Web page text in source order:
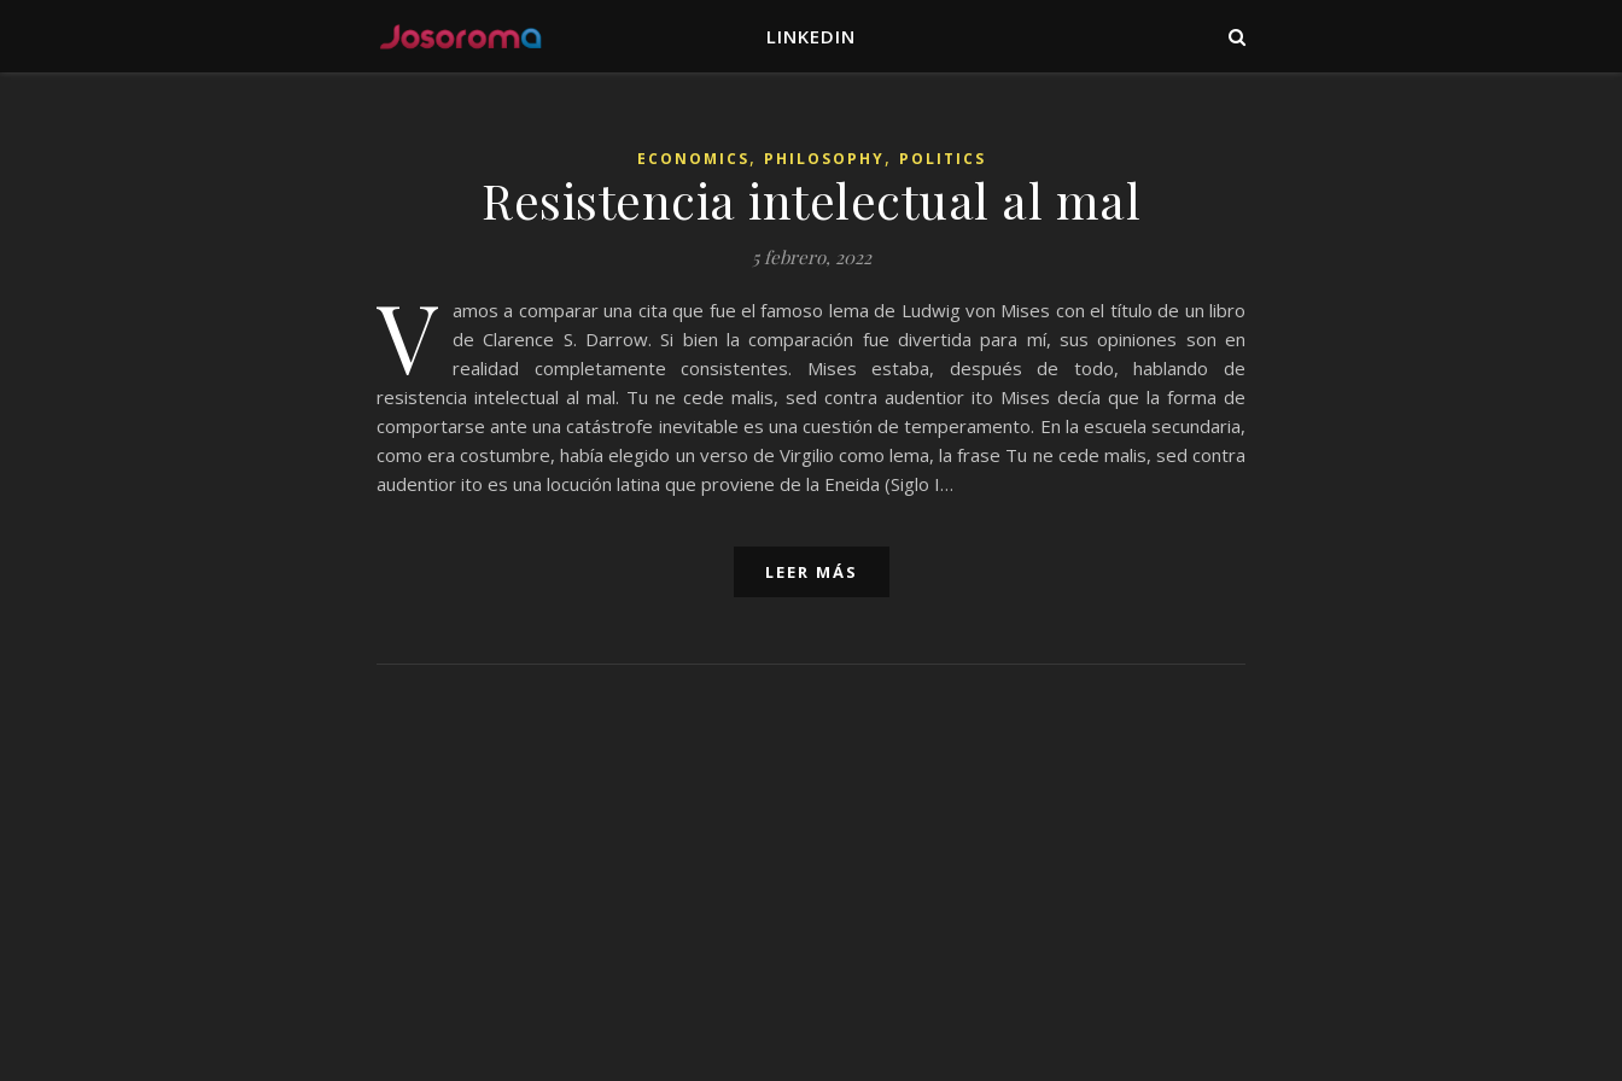
LINKEDIN
ECONOMICS, PHILOSOPHY, POLITICS
Resistencia intelectual al mal
5 febrero, 2022
V amos a comparar una cita que fue el famoso lema de Ludwig von Mises con el título de un libro
de Clarence S. Darrow. Si bien la comparación fue divertida para mí, sus opiniones son en
realidad completamente consistentes. Mises estaba, después de todo, hablando de
resistencia intelectual al mal. Tu ne cede malis, sed contra audentior ito Mises decía que la forma de
comportarse ante una catástrofe inevitable es una cuestión de temperamento. En la escuela secundaria,
como era costumbre, había elegido un verso de Virgilio como lema, la frase Tu ne cede malis, sed contra
audentior ito es una locución latina que proviene de la Eneida (Siglo I…
LEER MÁS